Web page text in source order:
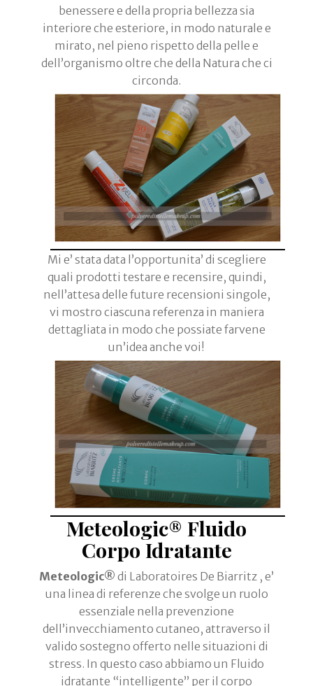
benessere e della propria bellezza sia
interiore che esteriore, in modo naturale e
mirato, nel pieno rispetto della pelle e
dell’organismo oltre che della Natura che ci
circonda.
Mi e’ stata data l’opportunita’ di scegliere
quali prodotti testare e recensire, quindi,
nell’attesa delle future recensioni singole,
vi mostro ciascuna referenza in maniera
dettagliata in modo che possiate farvene
un’idea anche voi!
Meteologic® Fluido
Corpo Idratante
Meteologic® di Laboratoires De Biarritz , e’
una linea di referenze che svolge un ruolo
essenziale nella prevenzione
dell’invecchiamento cutaneo, attraverso il
valido sostegno offerto nelle situazioni di
stress. In questo caso abbiamo un Fluido
idratante “intelligente” per il corpo